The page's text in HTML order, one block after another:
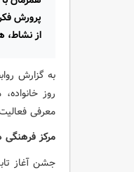
پرورش
از نشاط،
به گزارش
روز
معرفی
مرکز فرهنگی
جشن آغاز